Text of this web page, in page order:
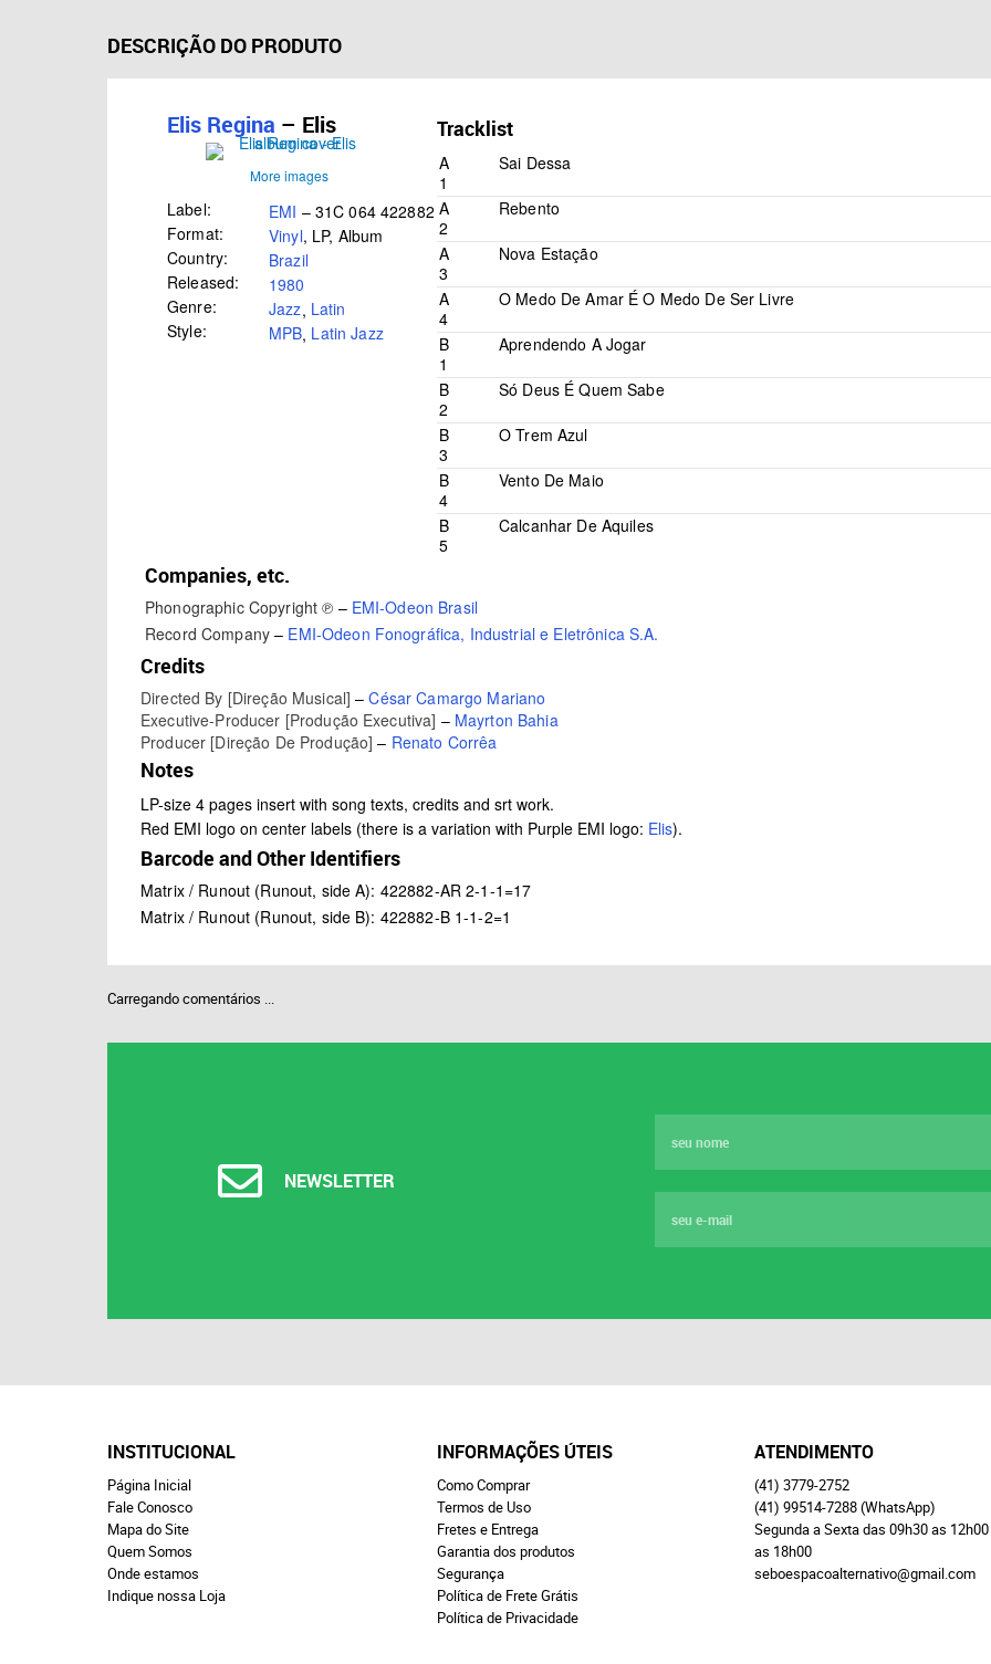
DESCRIÇÃO DO PRODUTO
Elis Regina – Elis
More images
Label: EMI – 31C 064 422882
Format:
Vinyl, LP, Album
Country:
Brazil
Released:
1980
Genre:
Jazz, Latin
Style:
MPB, Latin Jazz
Tracklist
A
1
Sai Dessa
A
2
Rebento
A
3
Nova Estação
A
4
O Medo De Amar É O Medo De Ser Livre
B
1
Aprendendo A Jogar
B
2
Só Deus É Quem Sabe
B
3
O Trem Azul
B
4
Vento De Maio
B
5
Calcanhar De Aquiles
Companies, etc.
Phonographic Copyright ℗ – EMI-Odeon Brasil
Record Company– EMI-Odeon Fonográfica, Industrial e Eletrônica S.A.
Credits
Directed By [Direção Musical] –César Camargo Mariano
Executive-Producer [Produção Executiva] – Mayrton Bahia
Producer [Direção De Produção] – Renato Corrêa
Notes
LP-size 4 pages insert with song texts, credits and srt work.
Red EMI logo on center labels (there is a variation with Purple EMI logo: Elis).
Barcode and Other Identifiers
Matrix / Runout (Runout, side A): 422882-AR 2-1-1=17
Matrix / Runout (Runout, side B): 422882-B 1-1-2=1
Carregando comentários ...
NEWSLETTER
INSTITUCIONAL
Página Inicial
Fale Conosco
Mapa do Site
Quem Somos
Onde estamos
Indique nossa Loja
INFORMAÇÕES ÚTEIS
Como Comprar
Termos de Uso
Fretes e Entrega
Garantia dos produtos
Segurança
Política de Frete Grátis
Política de Privacidade
ATENDIMENTO
(41) 3779-2752
(41) 99514-7288(WhatsApp)
Segunda a Sexta das 09h30 as
as 18h00
seboespacoalternativo@gmail.com